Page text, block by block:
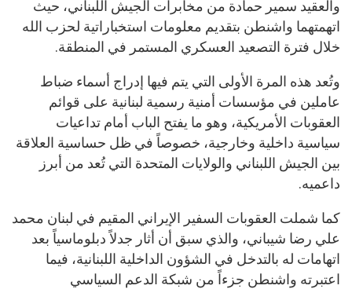
والعقيد سمير حمادة من مخابرات الجيش اللبناني، حيث
اتهمتهما واشنطن بتقديم معلومات استخباراتية لحزب الله
خلال فترة التصعيد العسكري المستمر في المنطقة.
وتُعد هذه المرة الأولى التي يتم فيها إدراج أسماء ضباط
عاملين في مؤسسات أمنية رسمية لبنانية على قوائم
العقوبات الأمريكية، وهو ما يفتح الباب أمام تداعيات
سياسية داخلية وخارجية، خصوصاً في ظل حساسية العلاقة
بين الجيش اللبناني والولايات المتحدة التي تُعد من أبرز
داعميه.
كما شملت العقوبات السفير الإيراني المقيم في لبنان محمد
علي رضا شيباني، والذي سبق أن أثار جدلاً دبلوماسياً بعد
اتهامات له بالتدخل في الشؤون الداخلية اللبنانية، فيما
اعتبرته واشنطن جزءاً من شبكة الدعم السياسي